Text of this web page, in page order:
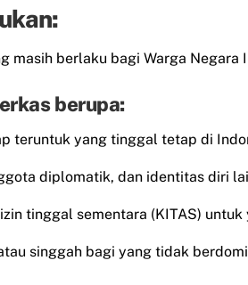
masih berlaku bagi Warga Negara
berupa:
teruntuk yang tinggal tetap di
diplomatik, dan identitas diri
tinggal sementara (KITAS)
singgah bagi yang tidak